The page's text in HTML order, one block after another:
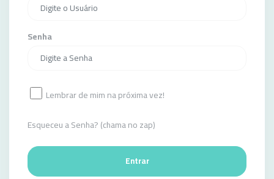
Senha
Lembrar de mim na próxima vez!
Esqueceu a Senha? (chama no zap)
Entrar